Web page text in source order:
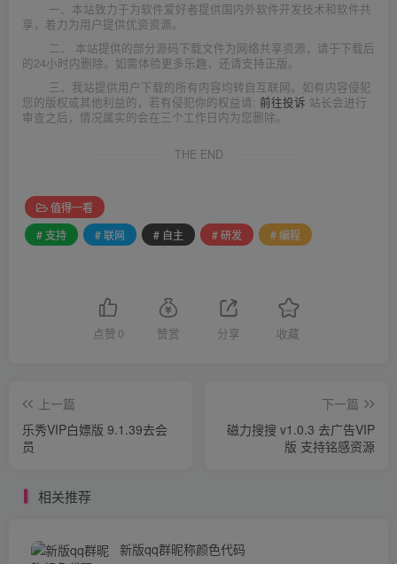
一、本站致力于为软件爱好者提供国内外软件开发技术和软件共
享，着力为用户提供优资资源。
二、 本站提供的部分源码下载文件为网络共享资源，请于下载后
的24小时内删除。如需体验更多乐趣，还请支持正版。
三、我站提供用户下载的所有内容均转自互联网。如有内容侵犯
您的版权或其他利益的，若有侵犯你的权益请: 前往投诉 站长会进行
审查之后，情况属实的会在三个工作日内为您删除。
THE END
值得一看
# 支持
# 联网 # 自主 # 研发 # 编程
点赞 0 赞赏 分享 收藏
上一篇
乐秀VIP白嫖版 9.1.39去会
员
下一篇
磁力搜搜 v1.0.3 去广告VIP
版 支持铭感资源
相关推荐
新版qq群昵称颜色代码